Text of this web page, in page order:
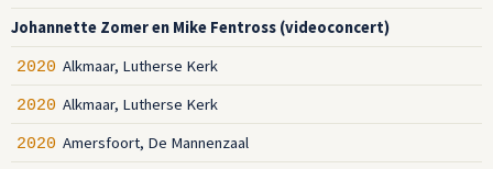
Johannette Zomer en Mike Fentross (videoconcert)
2020 Alkmaar, Lutherse Kerk
2020 Alkmaar, Lutherse Kerk
2020 Amersfoort, De Mannenzaal